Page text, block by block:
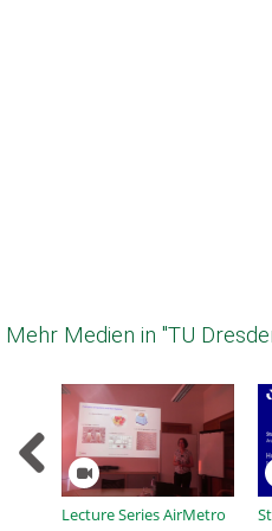
Mehr Medien in "TU
Lecture Series AirMetro